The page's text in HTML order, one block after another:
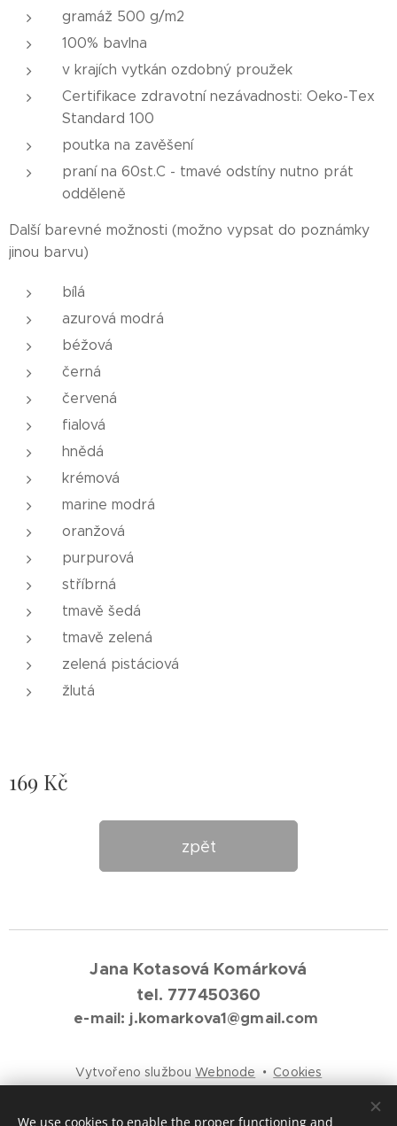
gramáž 500 g/m2
100% bavlna
v krajích vytkán ozdobný proužek
Certifikace zdravotní nezávadnosti: Oeko-Tex
Standard 100
poutka na zavěšení
praní na 60st.C - tmavé odstíny nutno prát
odděleně
Další barevné možnosti (možno vypsat do poznámky
jinou barvu)
bílá
azurová modrá
béžová
černá
červená
fialová
hnědá
krémová
marine modrá
oranžová
purpurová
stříbrná
tmavě šedá
tmavě zelená
zelená pistáciová
žlutá
169 Kč
zpět
Jana Kotasová Komárková
tel. 777450360
e-mail: j.komarkova1@gmail.com
Vytvořeno službouWebnode Cookies
We use cookies to enable the proper functioning and